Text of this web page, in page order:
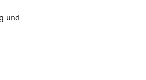
und